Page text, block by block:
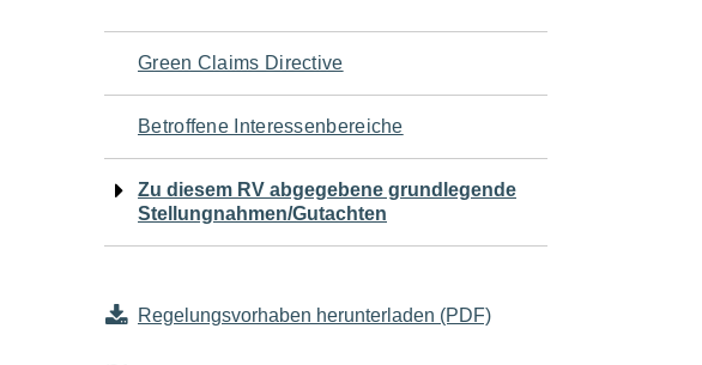
Navigation
für
den
Seiteninhalt
Green Claims Directive
Betroffene Interessenbereiche
Zu diesem RV abgegebene grundlegende
Stellungnahmen/Gutachten
Regelungsvorhaben herunterladen (PDF)